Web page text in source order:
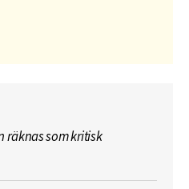
räknas som kritisk